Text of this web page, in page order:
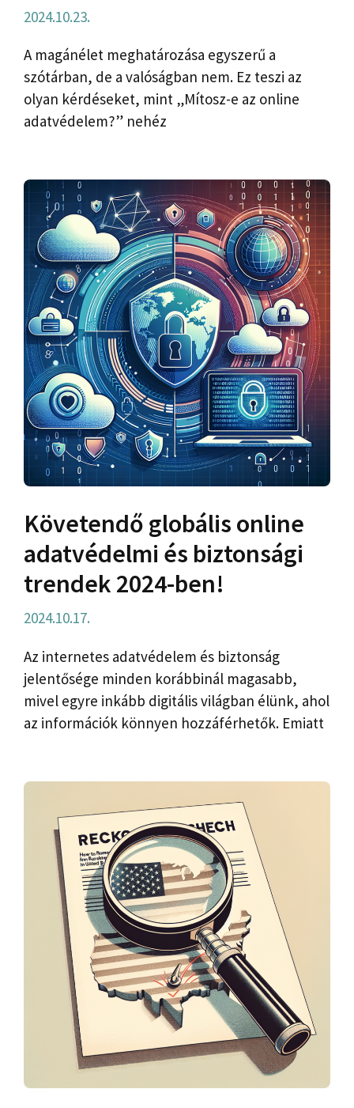
2024.10.23.
A magánélet meghatározása egyszerű a
szótárban, de a valóságban nem. Ez teszi az
olyan kérdéseket, mint „Mítosz-e az online
adatvédelem?” nehéz
Követendő globális online
adatvédelmi és biztonsági
trendek 2024-ben!
2024.10.17.
Az internetes adatvédelem és biztonság
jelentősége minden korábbinál magasabb,
mivel egyre inkább digitális világban élünk, ahol
az információk könnyen hozzáférhetők. Emiatt